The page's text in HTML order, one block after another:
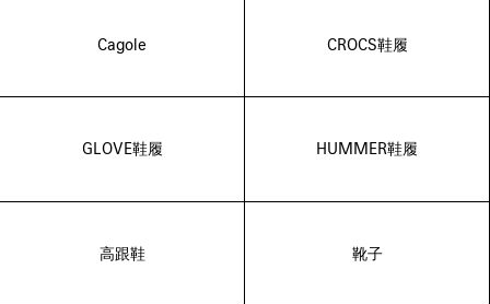
Cagole CROCS鞋履
GLOVE鞋履 HUMMER鞋履
高跟鞋 靴子